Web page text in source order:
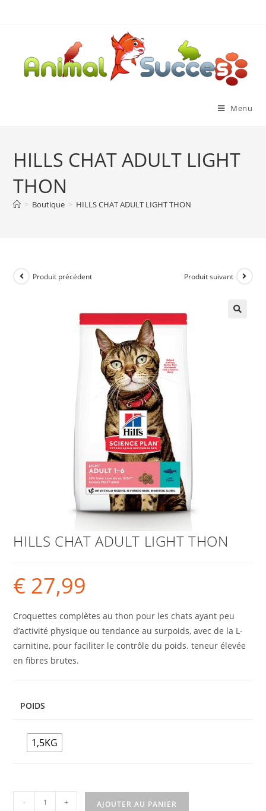
Menu
HILLS CHAT ADULT LIGHT
THON
> Boutique > HILLS CHAT ADULT LIGHT THON
Produit précédent Produit suivant
HILLS CHAT ADULT LIGHT THON
€ 27,99
Croquettes complètes au thon pour les chats ayant peu
d’activité physique ou tendance au surpoids, avec de la L-
carnitine, pour faciliter le contrôle du poids. teneur élevée
en fibres brutes.
POIDS
1,5KG
- + AJOUTER AU PANIER